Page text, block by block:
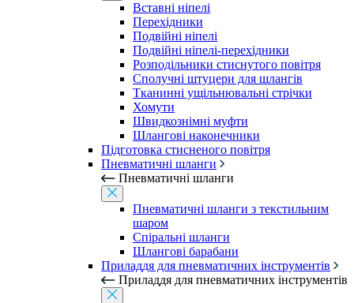
Вставні ніпелі
Перехідники
Подвійні ніпелі
Подвійні ніпелі-перехідники
Розподільники стиснутого повітря
Сполучні штуцери для шлангів
Тканинні ущільнювальні стрічки
Хомути
Швидкознімні муфти
Шлангові наконечники
Підготовка стисненого повітря
Пневматичні шланги
Пневматичні шланги
Пневматичні шланги з текстильним
шаром
Спіральні шланги
Шлангові барабани
Приладдя для пневматичних інструментів
Приладдя для пневматичних інструментів